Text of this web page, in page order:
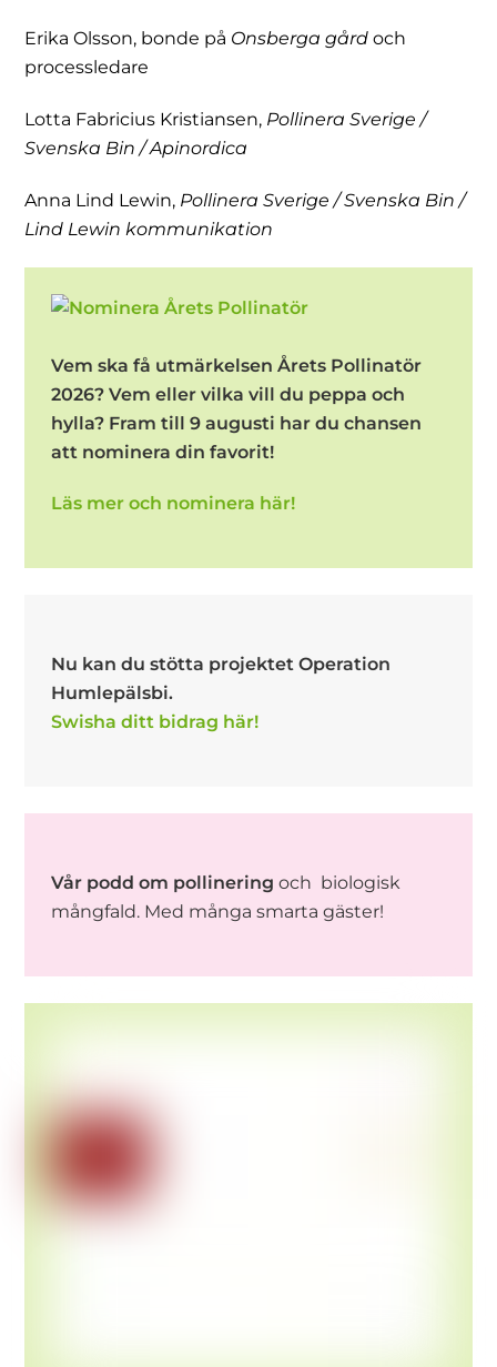
Erika Olsson, bonde på Onsberga gård och
processledare
Lotta Fabricius Kristiansen, Pollinera Sverige /
Svenska Bin / Apinordica
Anna Lind Lewin, Pollinera Sverige / Svenska Bin /
Lind Lewin kommunikation
Vem ska få utmärkelsen Årets Pollinatör
2026? Vem eller vilka vill du peppa och
hylla? Fram till 9 augusti har du chansen
att nominera din favorit!
Läs mer och nominera här!
Nu kan du stötta projektet Operation
Humlepälsbi.
Swisha ditt bidrag här!
Vår podd om pollinering och biologisk
mångfald. Med många smarta gäster!